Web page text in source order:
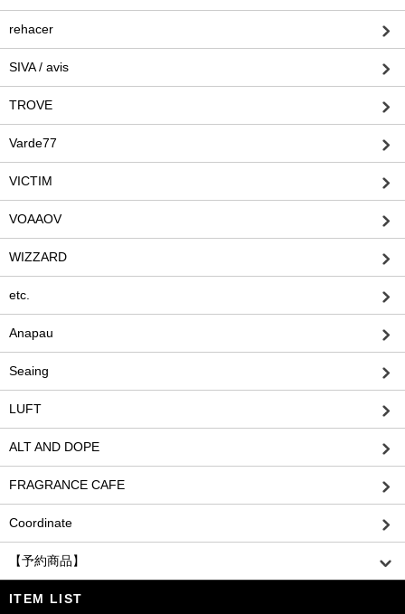
rehacer
SIVA / avis
TROVE
Varde77
VICTIM
VOAAOV
WIZZARD
etc.
Anapau
Seaing
LUFT
ALT AND DOPE
FRAGRANCE CAFE
Coordinate
【予約商品】
ITEM LIST